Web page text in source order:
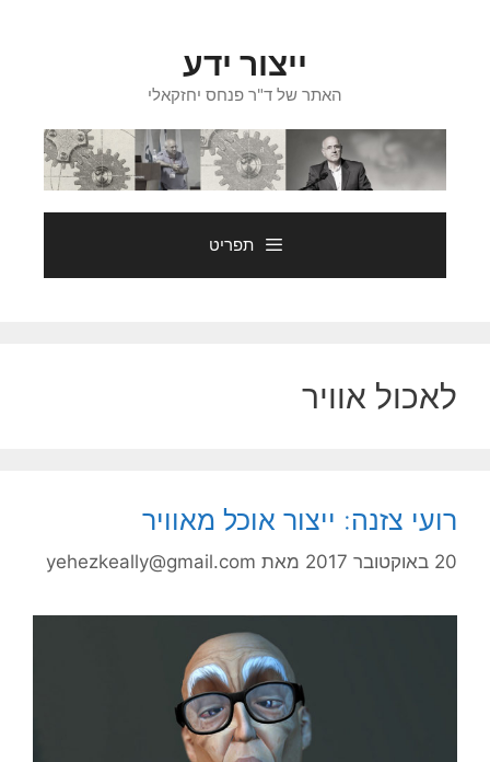
ייצור ידע
האתר של ד"ר פנחס יחזקאלי
תפריט
לאכול אוויר
רועי צזנה: ייצור אוכל מאוויר
20 באוקטובר 2017 מאת yehezkeally@gmail.com